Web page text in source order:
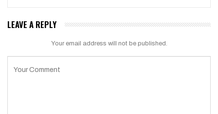
LEAVE A REPLY
Your email address will not be published.